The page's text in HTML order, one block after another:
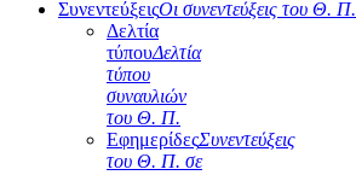
ΣυνεντεύξειςΟι συνεντεύξεις του Θ. Π.
Δελτία
τύπουΔελτία
τύπου
συναυλιών
του Θ. Π.
ΕφημερίδεςΣυνεντεύξεις
του Θ. Π. σε